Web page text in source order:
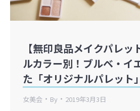
【無印良品メイクパレッ
ルカラー別！ブルベ・イ
た「オリジナルパレット
女美会 By 2019年3月3日